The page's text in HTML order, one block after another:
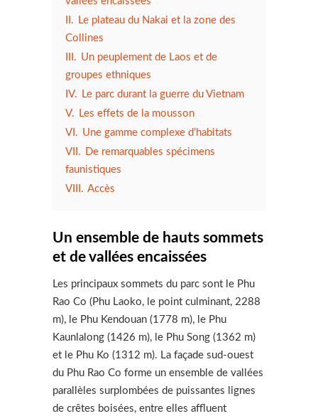
II.
Le plateau du Nakai et la zone des
Collines
III. Un peuplement de Laos et de
groupes ethniques
IV.
Le parc durant la guerre du Vietnam
V.
Les effets de la mousson
VI. Une gamme complexe d’habitats
VII.
De remarquables spécimens
faunistiques
VIII. Accès
Un ensemble de hauts sommets
et de vallées encaissées
Les principaux sommets du parc sont le Phu
Rao Co (Phu Laoko, le point culminant, 2288
m), le Phu Kendouan (1778 m), le Phu
Kaunlalong (1426 m), le Phu Song (1362 m)
et le Phu Ko (1312 m). La façade sud-ouest
du Phu Rao Co forme un ensemble de vallées
parallèles surplombées de puissantes lignes
de crêtes boisées, entre elles affluent